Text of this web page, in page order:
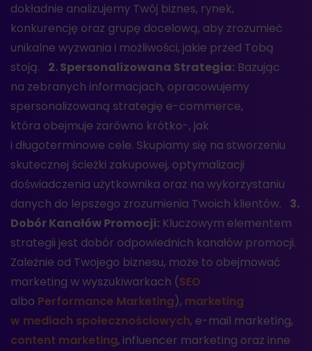
dokładnie analizujemy Twój biznes, rynek,
konkurencję oraz grupę docelową, aby zrozumieć
unikalne wyzwania i możliwości, jakie przed Tobą
stoją. 2. Spersonalizowana Strategia: Bazując
na zebranych informacjach, opracowujemy
spersonalizowaną strategię e-commerce,
która obejmuje zarówno krótko-, jak
i długoterminowe cele. Skupiamy się na stworzeniu
skutecznej ścieżki zakupowej, optymalizacji
doświadczenia użytkownika oraz na wykorzystaniu
danych do lepszego zrozumienia Twoich klientów. 3.
Dobór Kanałów Promocji: Kluczowym elementem
strategii jest dobór odpowiednich kanałów promocji.
Zależnie od Twojego biznesu, może to obejmować
marketing w wyszukiwarkach (SEO
albo Performance Marketing), marketing
w mediach społecznościowych, e-mail marketing,
content marketing, influencer marketing oraz inne